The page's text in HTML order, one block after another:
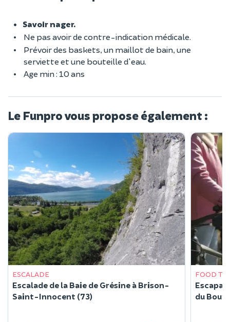
Savoir nager.
Ne pas avoir de contre-indication médicale.
Prévoir des baskets, un maillot de bain, une
serviette et une bouteille d'eau.
Age min : 10 ans
Le Funpro vous propose également :
ESCALADE
Escalade de la Baie de Grésine à Brison-
Saint-Innocent (73)
FOOD
du